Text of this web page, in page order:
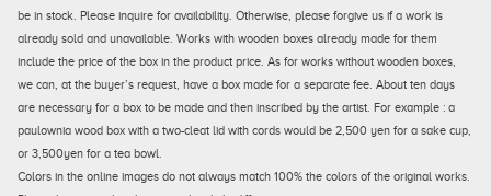
be in stock. Please inquire for availability. Otherwise, please forgive us if a work is
already sold and unavailable. Works with wooden boxes already made for them
include the price of the box in the product price. As for works without wooden boxes,
we can, at the buyer’s request, have a box made for a separate fee. About ten days
are necessary for a box to be made and then inscribed by the artist. For example : a
paulownia wood box with a two-cleat lid with cords would be 2,500 yen for a sake cup,
or 3,500yen for a tea bowl.
Colors in the online images do not always match 100% the colors of the original works.